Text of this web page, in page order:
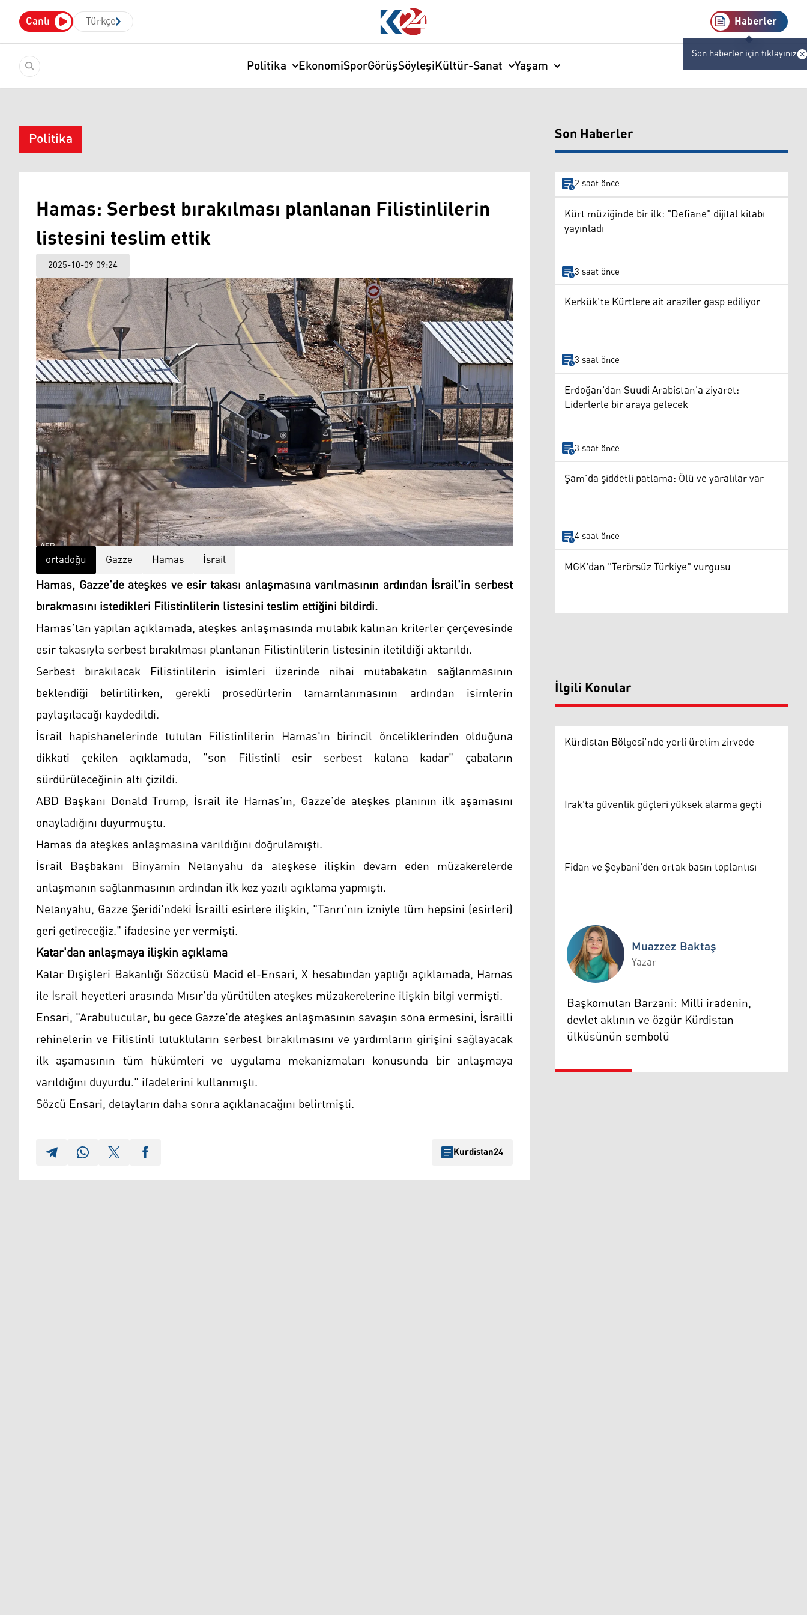
Canlı Türkçe Haberler
Son haberler için tıklayınız
Politika EkonomiSporGörüşSöyleşiKültür-Sanat Yaşam
Politika
Hamas: Serbest bırakılması planlanan Filistinlilerin
listesini teslim ettik
2025-10-09 09:24
ortadoğu Gazze Hamas İsrail
Hamas, Gazze'de ateşkes ve esir takası anlaşmasına varılmasının ardından İsrail'in serbest
bırakmasını istedikleri Filistinlilerin listesini teslim ettiğini bildirdi.
Hamas'tan yapılan açıklamada, ateşkes anlaşmasında mutabık kalınan kriterler çerçevesinde
esir takasıyla serbest bırakılması planlanan Filistinlilerin listesinin iletildiği aktarıldı.
Serbest bırakılacak Filistinlilerin isimleri üzerinde nihai mutabakatın sağlanmasının
beklendiği belirtilirken, gerekli prosedürlerin tamamlanmasının ardından isimlerin
paylaşılacağı kaydedildi.
İsrail hapishanelerinde tutulan Filistinlilerin Hamas'ın birincil önceliklerinden olduğuna
dikkati çekilen açıklamada, "son Filistinli esir serbest kalana kadar" çabaların
sürdürüleceğinin altı çizildi.
ABD Başkanı Donald Trump, İsrail ile Hamas'ın, Gazze'de ateşkes planının ilk aşamasını
onayladığını duyurmuştu.
Hamas da ateşkes anlaşmasına varıldığını doğrulamıştı.
İsrail Başbakanı Binyamin Netanyahu da ateşkese ilişkin devam eden müzakerelerde
anlaşmanın sağlanmasının ardından ilk kez yazılı açıklama yapmıştı.
Netanyahu, Gazze Şeridi'ndeki İsrailli esirlere ilişkin, "Tanrı’nın izniyle tüm hepsini (esirleri)
geri getireceğiz." ifadesine yer vermişti.
Katar'dan anlaşmaya ilişkin açıklama
Katar Dışişleri Bakanlığı Sözcüsü Macid el-Ensari, X hesabından yaptığı açıklamada, Hamas
ile İsrail heyetleri arasında Mısır'da yürütülen ateşkes müzakerelerine ilişkin bilgi vermişti.
Ensari, "Arabulucular, bu gece Gazze'de ateşkes anlaşmasının savaşın sona ermesini, İsrailli
rehinelerin ve Filistinli tutukluların serbest bırakılmasını ve yardımların girişini sağlayacak
ilk aşamasının tüm hükümleri ve uygulama mekanizmaları konusunda bir anlaşmaya
varıldığını duyurdu." ifadelerini kullanmıştı.
Sözcü Ensari, detayların daha sonra açıklanacağını belirtmişti.
Kurdistan24
Son Haberler
2 saat önce
Kürt müziğinde bir ilk: "Defiane" dijital kitabı
yayınladı
3 saat önce
Kerkük’te Kürtlere ait araziler gasp ediliyor
3 saat önce
Erdoğan'dan Suudi Arabistan'a ziyaret:
Liderlerle bir araya gelecek
3 saat önce
Şam’da şiddetli patlama: Ölü ve yaralılar var
4 saat önce
MGK'dan "Terörsüz Türkiye" vurgusu
İlgili Konular
Kürdistan Bölgesi’nde yerli üretim zirvede
Irak'ta güvenlik güçleri yüksek alarma geçti
Fidan ve Şeybani'den ortak basın toplantısı
Muazzez Baktaş
Muazzez Baktaş
Yazar
Başkomutan Barzani: Milli iradenin,
devlet aklının ve özgür Kürdistan
ülküsünün sembolü